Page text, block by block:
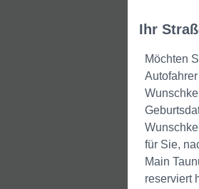
Ihr
Möchten
für Sie,
Main
reserviert